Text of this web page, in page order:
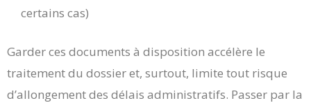
certains cas)
Garder ces documents à disposition accélère le
traitement du dossier et, surtout, limite tout risque
d’allongement des délais administratifs. Passer par la